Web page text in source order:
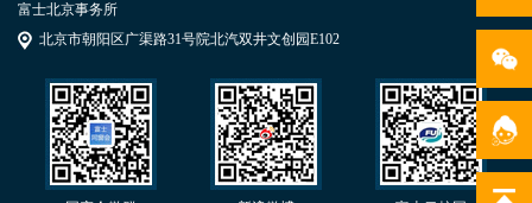
富士北京事务所
北京市朝阳区广渠路31号院北汽双井文创园E102